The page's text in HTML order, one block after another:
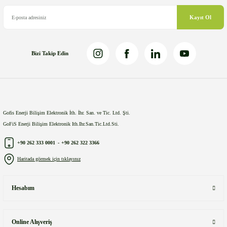
Kayıt Ol
Bizi Takip Edin
Gofis Enerji Bilişim Elektronik İth. İhr. San. ve Tic. Ltd. Şti.
GoFiS Enerji Bilişim Elektronik Ith.Ihr.San.Tic.Ltd.Sti.
+90 262 333 0001 - +90 262 322 3366
Haritada görmek için tıklayınız
Hesabım
Online Alışveriş